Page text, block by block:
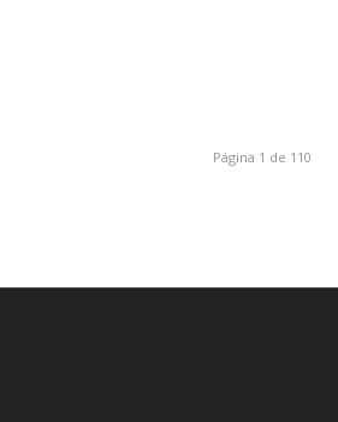
Página 1 de 110